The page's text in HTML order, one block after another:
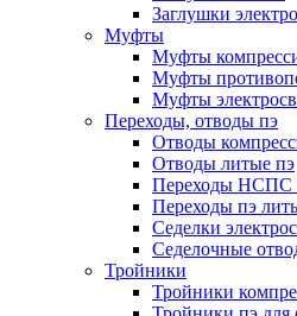
Заглушки
Муфты
Муфты
Муфты
Муфты
Переходы, отводы пэ
Отводы
Отводы литые пэ
Переходы НСПС
Переходы пэ
Седелки
Седелочные
Тройники
Тройники